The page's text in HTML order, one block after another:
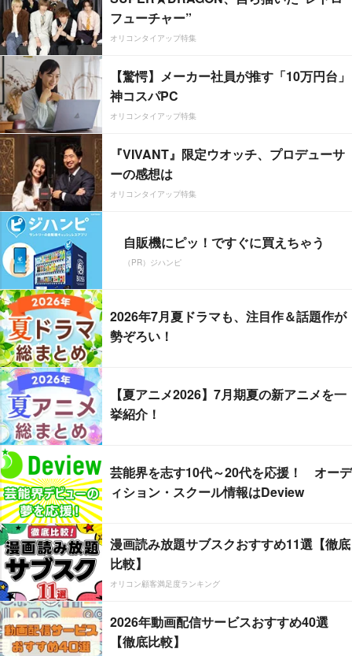
フューチャー”
オリコンタイアップ特集
【驚愕】メーカー社員が推す「10万円台」
神コスパPC
オリコンタイアップ特集
『VIVANT』限定ウオッチ、プロデューサ
ーの感想は
オリコンタイアップ特集
自販機にピッ！ですぐに買えちゃう
（PR）ジハンピ
2026年7月夏ドラマも、注目作＆話題作が
勢ぞろい！
【夏アニメ2026】7月期夏の新アニメを一
挙紹介！
芸能界を志す10代～20代を応援！ オーデ
ィション・スクール情報はDeview
漫画読み放題サブスクおすすめ11選【徹底
比較】
オリコン顧客満足度ランキング
2026年動画配信サービスおすすめ40選
【徹底比較】